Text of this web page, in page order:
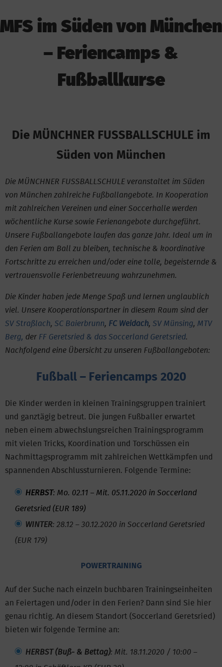
MFS im Süden von München
– Feriencamps &
Fußballkurse
Die MÜNCHNER FUSSBALLSCHULE im
Süden von München
Die MÜNCHNER FUSSBALLSCHULE veranstaltet im Süden
von München zahlreiche Fußballangebote. In Kooperation
mit zahlreichen Vereinen und einer Soccerhalle werden
wöchentliche Kurse sowie Ferienangebote durchgeführt.
Unsere Fußballangebote laufen das ganze Jahr. Ideal um in
den Ferien am Ball zu bleiben, technische & koordinative
Fortschritte zu erreichen und/oder eine tolle, begeisternde &
vertrauensvolle Ferienbetreuung wahrzunehmen.
Die Kinder haben jede Menge Spaß und lernen unglaublich
viel. Unsere Kooperationspartner in diesem Raum sind der
SV Straßlach, SC Baierbrunn, FC Weidach, SV Münsing, MTV
Berg, der FF Geretsried & das Soccerland Geretsried.
Nachfolgend eine Übersicht zu unseren Fußballangeboten:
Fußball – Feriencamps 2020
Die Kinder werden in kleinen Trainingsgruppen trainiert
und ganztägig betreut. Die jungen Fußballer erwartet
neben einem abwechslungsreichen Trainingsprogramm
mit vielen Tricks, Koordination und Torschüssen ein
Nachmittagsprogramm mit zahlreichen Wettkämpfen und
spannenden Abschlussturnieren. Folgende Termine:
HERBST: Mo. 02.11 – Mit. 05.11.2020 in Soccerland
Geretsried (EUR 189)
WINTER: 28.12 – 30.12.2020 in Soccerland Geretsried
(EUR 179)
POWERTRAINING
Auf der Suche nach einzeln buchbaren Trainingseinheiten
an Feiertagen und/oder in den Ferien? Dann sind Sie hier
genau richtig. An diesem Standort (Soccerland Geretsried)
bieten wir folgende Termine an:
HERBST (Buß- & Bettag): Mit. 18.11.2020 / 10:00 –